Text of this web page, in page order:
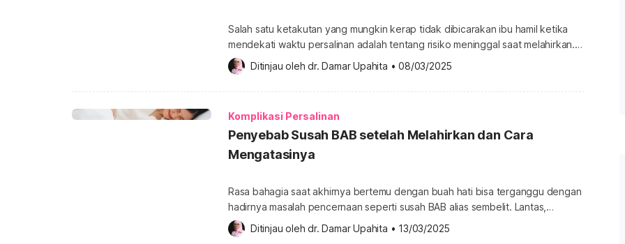
Salah satu ketakutan yang mungkin kerap tidak dibicarakan ibu hamil ketika
mendekati waktu persalinan adalah tentang risiko meninggal saat melahirkan.
Sayangnya, kejadian kasus ini masih cukup tinggi di Indonesia. Lantas, kondisi
seperti apa yang bisa meningkatkan risiko seorang wanita untuk meninggal
saat melahirkan? Adakah cara untuk mencegahnya? Temukan jawabannya
Ditinjau oleh dr. Damar Upahita • 08/03/2025
Komplikasi Persalinan
Penyebab Susah BAB setelah Melahirkan dan Cara
Mengatasinya
Rasa bahagia saat akhirnya bertemu dengan buah hati bisa terganggu dengan
hadirnya masalah pencernaan seperti susah BAB alias sembelit. Lantas,
mengapa Anda menjadi susah BAB setelah melahirkan? Yuk, cari tahu
penyebab dan cara mengatasinya dalam pembahasan berikut ini! Tanda dan
Ditinjau oleh dr. Damar Upahita • 13/03/2025